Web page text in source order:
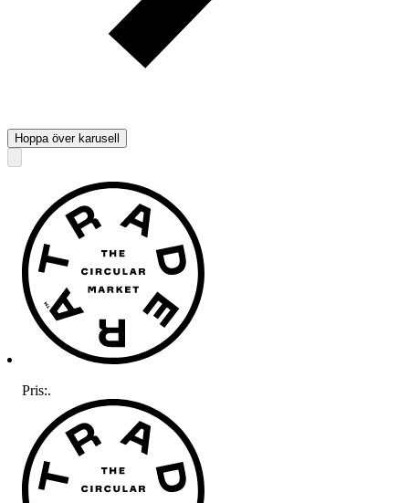
Hoppa över karusell
Pris:.